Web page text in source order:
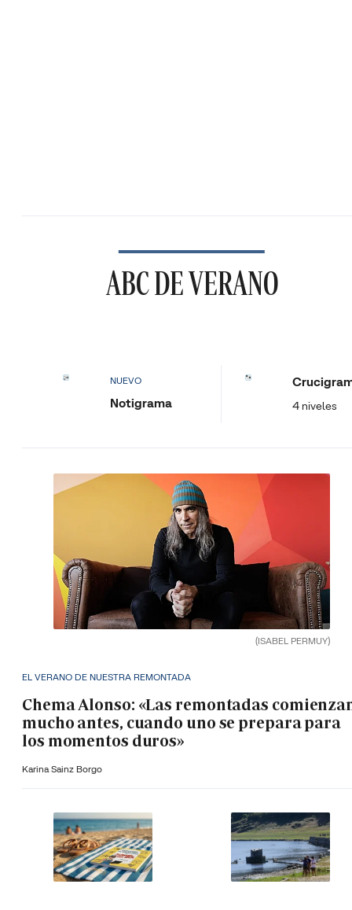
ABC DE VERANO
NUEVO
Notigrama 4 niveles
(ISABEL PERMUY)
EL VERANO DE NUESTRA REMONTADA
Chema Alonso: «Las remontadas
mucho antes, cuando uno se prepara para
los momentos duros»
Karina Sainz Borgo